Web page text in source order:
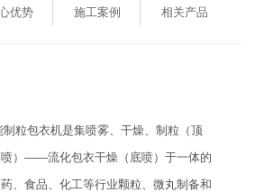
优势 施工案例 相关产品
粒包衣机是集喷雾、干燥、制粒（顶
）——流化包衣干燥（底喷）于一体的
、食品、化工等行业颗粒、微丸制备和